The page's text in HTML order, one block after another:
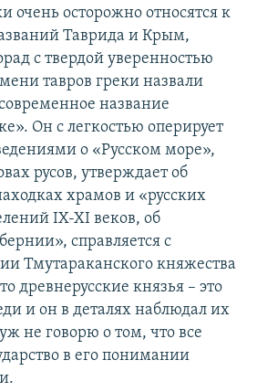
очень осторожно относятся к
Таврида и Крым,
с твердой уверенностью
тавров греки назвали
название
Он с легкостью оперирует
о «Русском море»,
русов, утверждает об
храмов и «русских
IX-XI веков, об
справляется с
Тмутараканского княжества
древнерусские князья – это
и он в деталях наблюдал их
не говорю о том, что все
в его понимании